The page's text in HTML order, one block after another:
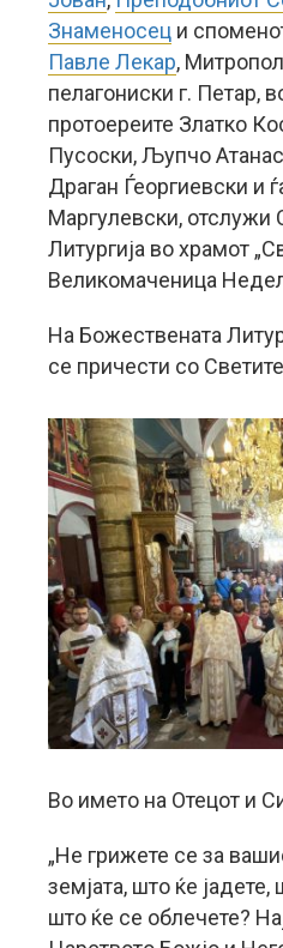
Знаменосец и
Павле Лекар,
пелагониски г. Петар,
протоереите Златко
Пусоски, Љупчо
Драган Ѓеоргиевски и
Маргулевски, отслужи
Литургија во храмот
Великомаченица
На Божествената
се причести со
Во името на Отецот и
„Не грижете се за
земјата, што ќе
што ќе се облечете?